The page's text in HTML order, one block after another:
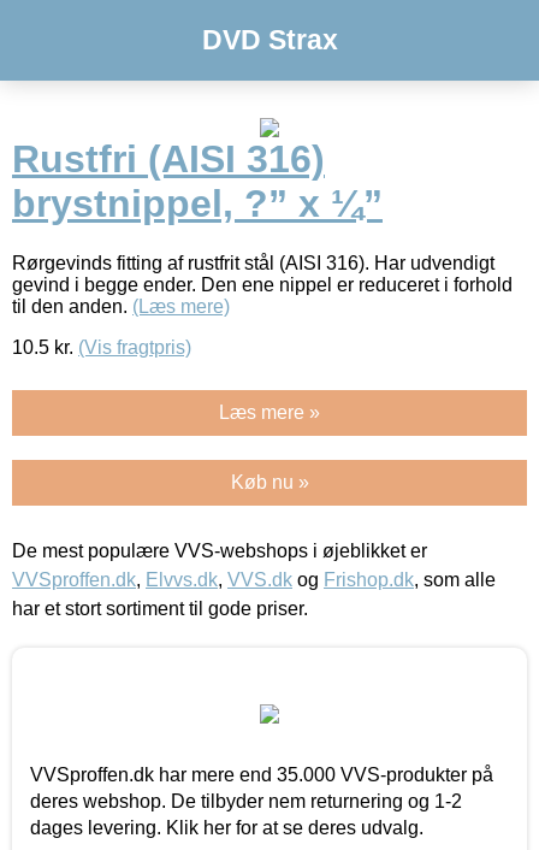
DVD Strax
Rustfri (AISI 316)
brystnippel, ?” x ¼”
Rørgevinds fitting af rustfrit stål (AISI 316). Har udvendigt
gevind i begge ender. Den ene nippel er reduceret i forhold
til den anden. (Læs mere)
10.5 kr. (Vis fragtpris)
Læs mere »
Køb nu »
De mest populære VVS-webshops i øjeblikket er
VVSproffen.dk, Elvvs.dk, VVS.dk og Frishop.dk, som alle
har et stort sortiment til gode priser.
VVSproffen.dk har mere end 35.000 VVS-produkter på
deres webshop. De tilbyder nem returnering og 1-2
dages levering. Klik her for at se deres udvalg.